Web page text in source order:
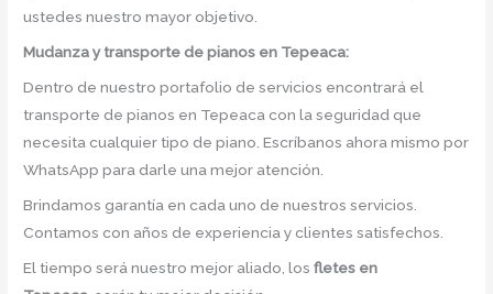
ustedes nuestro mayor objetivo.
Mudanza y transporte de pianos en Tepeaca:
Dentro de nuestro portafolio de servicios encontrará el
transporte de pianos en Tepeaca con la seguridad que
necesita cualquier tipo de piano. Escríbanos ahora mismo por
WhatsApp para darle una mejor atención.
Brindamos garantía en cada uno de nuestros servicios.
Contamos con años de experiencia y clientes satisfechos.
El tiempo será nuestro mejor aliado, losfletes en